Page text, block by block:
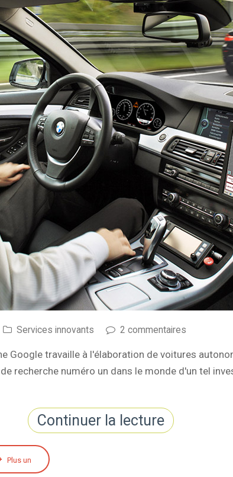
Services innovants 2 commentaires
Google travaille à l'élaboration de voitures
recherche numéro un dans le monde d'un tel
Continuer la lecture
Plus un